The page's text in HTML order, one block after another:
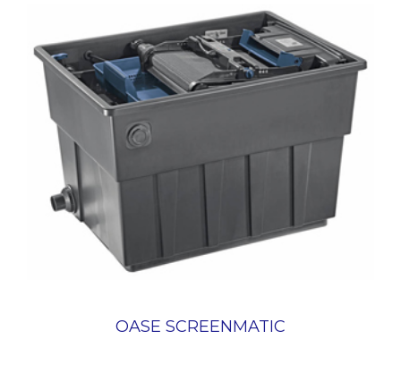
OASE SCREENMATIC